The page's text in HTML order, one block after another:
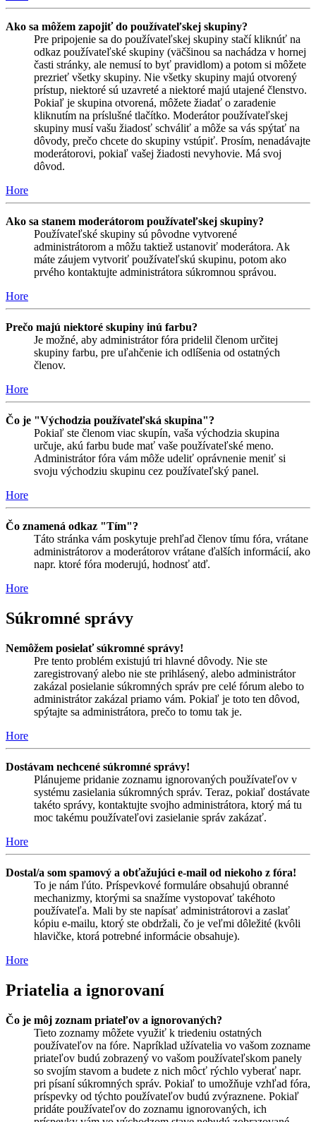
Ako sa môžem zapojiť do používateľskej skupiny?
Pre pripojenie sa do používateľskej skupiny stačí kliknúť na
odkaz používateľské skupiny (väčšinou sa nachádza v hornej
časti stránky, ale nemusí to byť pravidlom) a potom si môžete
prezrieť všetky skupiny. Nie všetky skupiny majú otvorený
prístup, niektoré sú uzavreté a niektoré majú utajené členstvo.
Pokiaľ je skupina otvorená, môžete žiadať o zaradenie
kliknutím na príslušné tlačítko. Moderátor používateľskej
skupiny musí vašu žiadosť schváliť a môže sa vás spýtať na
dôvody, prečo chcete do skupiny vstúpiť. Prosím, nenadávajte
moderátorovi, pokiaľ vašej žiadosti nevyhovie. Má svoj
dôvod.
Hore
Ako sa stanem moderátorom používateľskej skupiny?
Používateľské skupiny sú pôvodne vytvorené
administrátorom a môžu taktiež ustanoviť moderátora. Ak
máte záujem vytvoriť používateľskú skupinu, potom ako
prvého kontaktujte administrátora súkromnou správou.
Hore
Prečo majú niektoré skupiny inú farbu?
Je možné, aby administrátor fóra pridelil členom určitej
skupiny farbu, pre uľahčenie ich odlíšenia od ostatných
členov.
Hore
Čo je "Východzia používateľská skupina"?
Pokiaľ ste členom viac skupín, vaša východzia skupina
určuje, akú farbu bude mať vaše používateľské meno.
Administrátor fóra vám môže udeliť oprávnenie meniť si
svoju východziu skupinu cez používateľský panel.
Hore
Čo znamená odkaz "Tím"?
Táto stránka vám poskytuje prehľad členov tímu fóra, vrátane
administrátorov a moderátorov vrátane ďalších informácií, ako
napr. ktoré fóra moderujú, hodnosť atď.
Hore
Súkromné správy
Nemôžem posielať súkromné správy!
Pre tento problém existujú tri hlavné dôvody. Nie ste
zaregistrovaný alebo nie ste prihlásený, alebo administrátor
zakázal posielanie súkromných správ pre celé fórum alebo to
administrátor zakázal priamo vám. Pokiaľ je toto ten dôvod,
spýtajte sa administrátora, prečo to tomu tak je.
Hore
Dostávam nechcené súkromné správy!
Plánujeme pridanie zoznamu ignorovaných používateľov v
systému zasielania súkromných správ. Teraz, pokiaľ dostávate
takéto správy, kontaktujte svojho administrátora, ktorý má tu
moc takému používateľovi zasielanie správ zakázať.
Hore
Dostal/a som spamový a obťažujúci e-mail od niekoho z fóra!
To je nám ľúto. Príspevkové formuláre obsahujú obranné
mechanizmy, ktorými sa snažíme vystopovať takéhoto
používateľa. Mali by ste napísať administrátorovi a zaslať
kópiu e-mailu, ktorý ste obdržali, čo je veľmi dôležité (kvôli
hlavičke, ktorá potrebné informácie obsahuje).
Hore
Priatelia a ignorovaní
Čo je môj zoznam priateľov a ignorovaných?
Tieto zoznamy môžete využiť k triedeniu ostatných
používateľov na fóre. Napríklad užívatelia vo vašom zozname
priateľov budú zobrazený vo vašom používateľskom panely
so svojím stavom a budete z nich môcť rýchlo vyberať napr.
pri písaní súkromných správ. Pokiaľ to umožňuje vzhľad fóra,
príspevky od týchto používateľov budú zvýraznene. Pokiaľ
pridáte používateľov do zoznamu ignorovaných, ich